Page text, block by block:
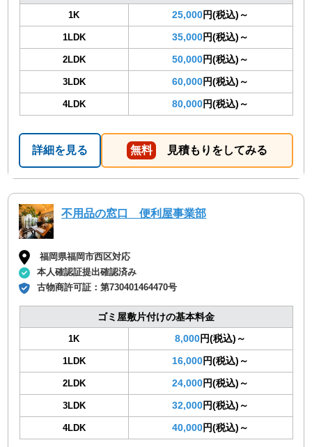
1K 25,000円(税込)～
1LDK 35,000円(税込)～
2LDK 50,000円(税込)～
3LDK 60,000円(税込)～
4LDK 80,000円(税込)～
詳細を見る 無料 見積もりをしてみる
不用品の窓口 便利屋事業部
福岡県福岡市西区対応
本人確認証提出確認済み
古物商許可証：第730401464470号
ゴミ屋敷片付けの基本料金
1K 8,000円(税込)～
1LDK 16,000円(税込)～
2LDK 24,000円(税込)～
3LDK 32,000円(税込)～
4LDK 40,000円(税込)～